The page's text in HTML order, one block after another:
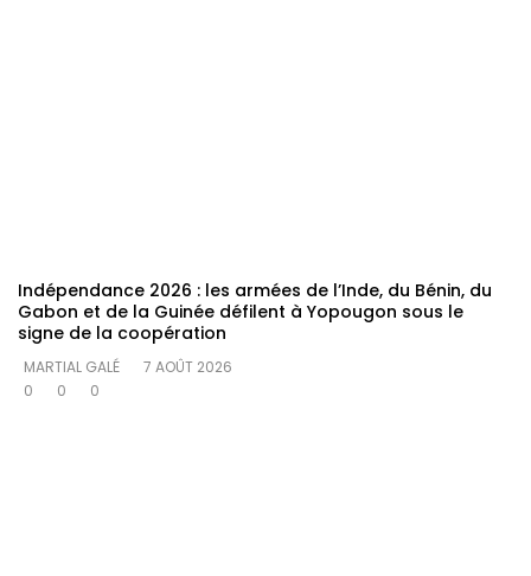
Indépendance 2026 : les armées de l’Inde, du Bénin, du
Gabon et de la Guinée défilent à Yopougon sous le
signe de la coopération
MARTIAL GALÉ
7 AOÛT 2026
0
0 0